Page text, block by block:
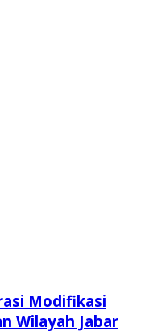
Modifikasi
Wilayah Jabar